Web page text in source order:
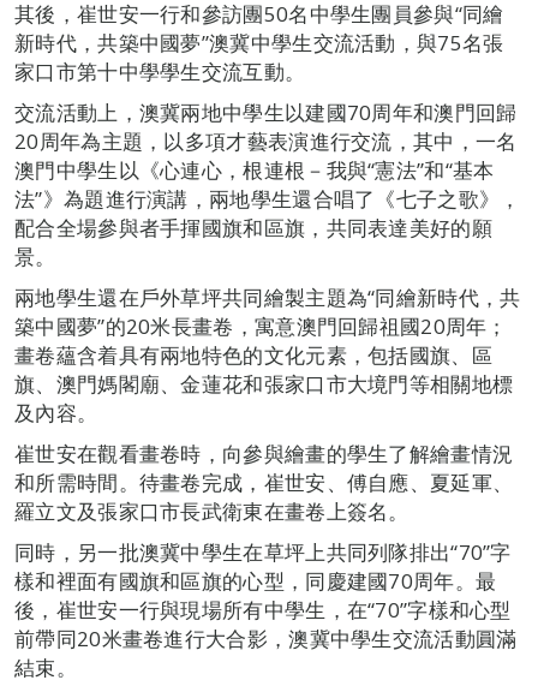
其後，崔世安一行和參訪團50名中學生團員參與“同繪
新時代，共築中國夢”澳冀中學生交流活動，與75名張
家口市第十中學學生交流互動。
交流活動上，澳冀兩地中學生以建國70周年和澳門回歸
20周年為主題，以多項才藝表演進行交流，其中，一名
澳門中學生以《心連心，根連根－我與“憲法”和“基本
法”》為題進行演講，兩地學生還合唱了《七子之歌》，
配合全場參與者手揮國旗和區旗，共同表達美好的願
景。
兩地學生還在戶外草坪共同繪製主題為“同繪新時代，共
築中國夢”的20米長畫卷，寓意澳門回歸祖國20周年；
畫卷蘊含着具有兩地特色的文化元素，包括國旗、區
旗、澳門媽閣廟、金蓮花和張家口市大境門等相關地標
及內容。
崔世安在觀看畫卷時，向參與繪畫的學生了解繪畫情況
和所需時間。待畫卷完成，崔世安、傅自應、夏延軍、
羅立文及張家口市長武衛東在畫卷上簽名。
同時，另一批澳冀中學生在草坪上共同列隊排出“70”字
樣和裡面有國旗和區旗的心型，同慶建國70周年。最
後，崔世安一行與現場所有中學生，在“70”字樣和心型
前帶同20米畫卷進行大合影，澳冀中學生交流活動圓滿
結束。